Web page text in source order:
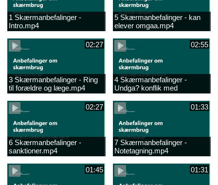
1 Skærmanbefalinger -
Intro.mp4
5 Skærmanbefalinger - kan
elever omgaa.mp4
02:27
3 Skærmanbefalinger - Ring
til forældre og læge.mp4
02:55
4 Skærmanbefalinger -
Undga? konflik med
elever.mp4
02:27
6 Skærmanbefalinger -
sanktioner.mp4
01:33
7 Skærmanbefalinger -
Notetagning.mp4
01:45 01:31